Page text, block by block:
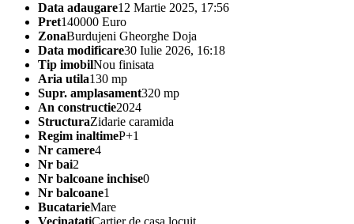
Data adaugare12 Martie 2025, 17:56
Pret140000 Euro
ZonaBurdujeni Gheorghe Doja
Data modificare30 Iulie 2026, 16:18
Tip imobilNou finisata
Aria utila130 mp
Supr. amplasament320 mp
An constructie2024
StructuraZidarie caramida
Regim inaltimeP+1
Nr camere4
Nr bai2
Nr balcoane inchise0
Nr balcoane1
BucatarieMare